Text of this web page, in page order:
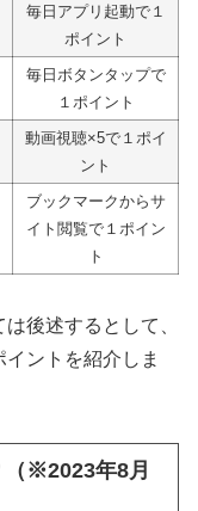
毎日アプリ起動で１
ポイント
毎日ボタンタップで
１ポイント
動画視聴×5で１ポイ
ント
ブックマークからサ
イト閲覧で１ポイン
ト
後述するとして、
ントを紹介しま
（※2023年8月